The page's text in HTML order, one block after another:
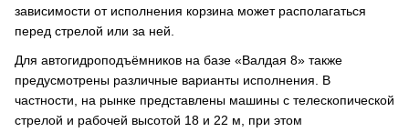
зависимости от исполнения корзина может располагаться
перед стрелой или за ней.
Для автогидроподъёмников на базе «Валдая 8» также
предусмотрены различные варианты исполнения. В
частности, на рынке представлены машины с телескопической
стрелой и рабочей высотой 18 и 22 м, при этом